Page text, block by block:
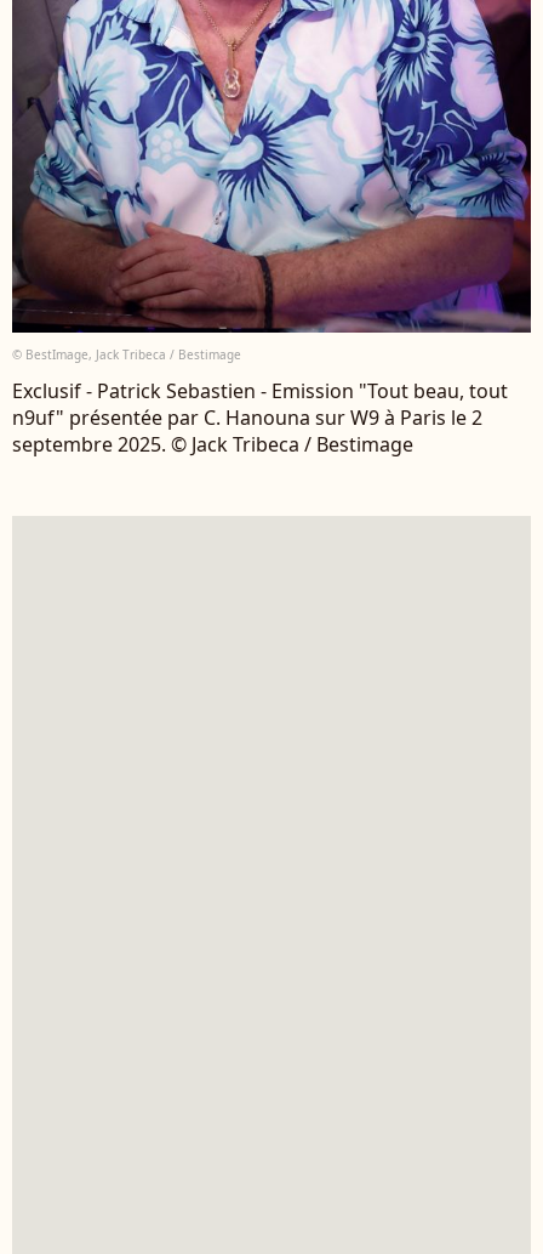
© BestImage, Jack Tribeca / Bestimage
Exclusif - Patrick Sebastien - Emission "Tout beau, tout
n9uf" présentée par C. Hanouna sur W9 à Paris le 2
septembre 2025. © Jack Tribeca / Bestimage